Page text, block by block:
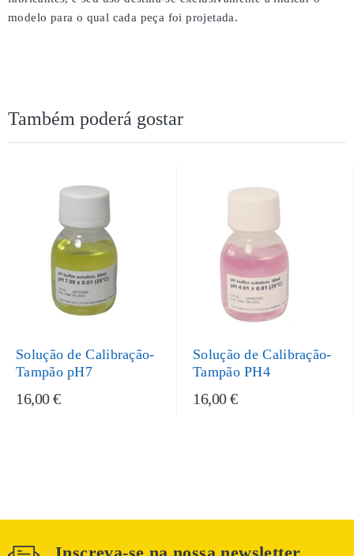
modelo para o qual cada peça foi projetada.
Também poderá gostar
Solução de Calibração-
Tampão pH7
16,00 €
Solução de Calibração-
Tampão PH4
16,00 €